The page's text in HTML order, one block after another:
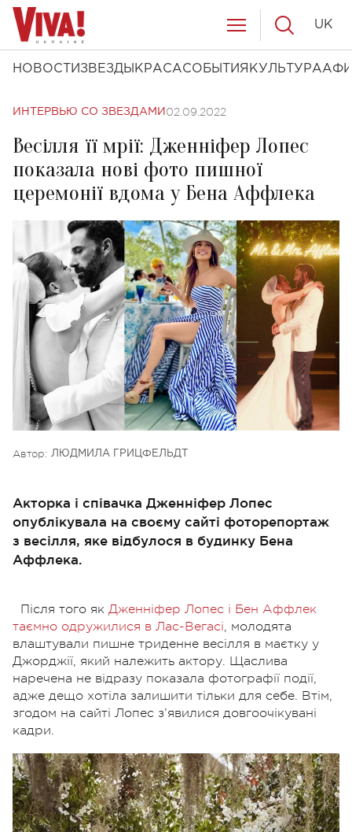
НОВОСТИ ЗВЕЗДЫ КРАСАСОБЫТИЯ КУЛЬТУРА
UK
ИНТЕРВЬЮ СО ЗВЕЗДАМИ 02.09.2022
Весілля її мрії: Дженніфер Лопес
показала нові фото пишної
церемонії вдома у Бена Аффлека
Автор: ЛЮДМИЛА ГРИЦФЕЛЬДТ
Акторка і співачка Дженніфер Лопес
опублікувала на своєму сайті фоторепортаж
з весілля, яке відбулося в будинку Бена
Аффлека.
Після того як Дженніфер Лопес і Бен Аффлек
таємно одружилися в Лас-Вегасі, молодята
влаштували пишне триденне весілля в маєтку у
Джорджії, який належить актору. Щаслива
наречена не відразу показала фотографії події,
адже дещо хотіла залишити тільки для себе. Втім,
згодом на сайті Лопес з’явилися довгоочікувані
кадри.